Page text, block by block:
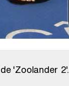
'Zoolander 2'.